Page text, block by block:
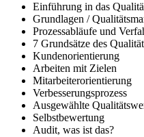
Einführung in das
Grundlagen /
Prozessabläufe und
7 Grundsätze des
Kundenorientierung
Arbeiten mit Zielen
Mitarbeiterorientierung
Verbesserungsprozess
Ausgewählte
Selbstbewertung
Audit, was ist das?